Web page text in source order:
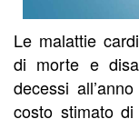
Le malattie
di morte e
decessi
costo stimato